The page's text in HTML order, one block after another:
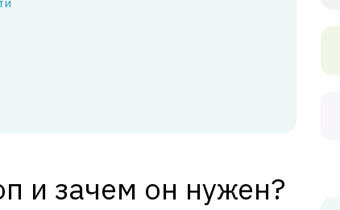
и зачем он нужен?